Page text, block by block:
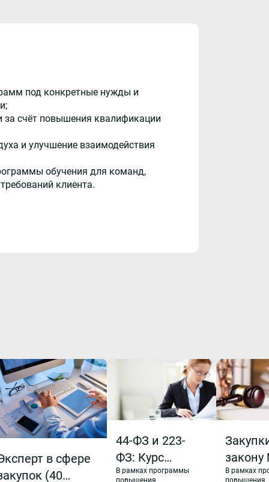
под конкретные нужды и
за счёт повышения квалификации
и улучшение взаимодействия
обучения для команд,
клиента.
в сфере
(40
44-ФЗ и 223-
ФЗ: Курс
повышения
В рамках программы
ФЗ.
В рамках